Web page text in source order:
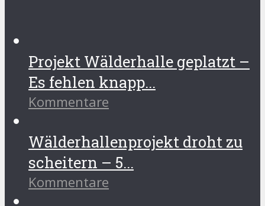
Projekt Wälderhalle geplatzt –
Es fehlen knapp...
Kommentare
Wälderhallenprojekt droht zu
scheitern – 5...
Kommentare